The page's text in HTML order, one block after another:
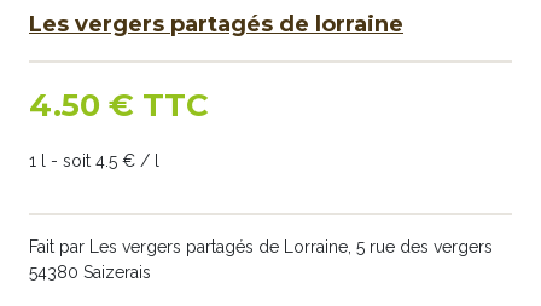
Les vergers partagés de lorraine
4.50 € TTC
1 l - soit 4.5 € / l
Fait par Les vergers partagés de Lorraine, 5 rue des vergers
54380 Saizerais